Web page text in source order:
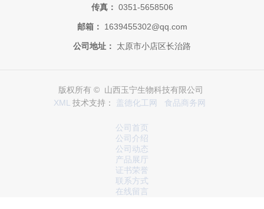
传真： 0351-5658506
邮箱： 1639455302@qq.com
公司地址： 太原市小店区长治路
版权所有 © 山西玉宁生物科技有限公司
XML 技术支持： 盖德化工网 食品商务网
公司首页
公司介绍
公司动态
产品展厅
证书荣誉
联系方式
在线留言